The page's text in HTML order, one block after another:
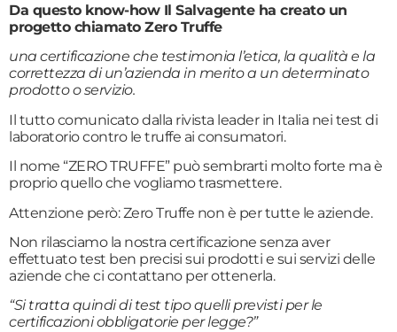
Da questo know-how Il Salvagente ha creato un
progetto chiamato Zero Truffe
una certificazione che testimonia l’etica, la qualità e la
correttezza di un’azienda in merito a un determinato
prodotto o servizio.
Il tutto comunicato dalla rivista leader in Italia nei test di
laboratorio contro le truffe ai consumatori.
Il nome “ZERO TRUFFE” può sembrarti molto forte ma è
proprio quello che vogliamo trasmettere.
Attenzione però: Zero Truffe non è per tutte le aziende.
Non rilasciamo la nostra certificazione senza aver
effettuato test ben precisi sui prodotti e sui servizi delle
aziende che ci contattano per ottenerla.
“Si tratta quindi di test tipo quelli previsti per le
certificazioni obbligatorie per legge?”